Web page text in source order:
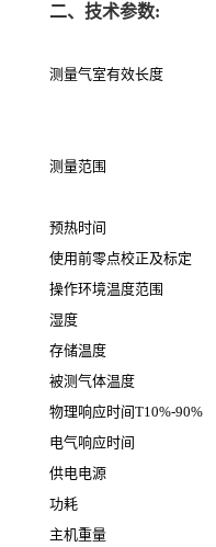
二、技术参数:
测量气室有效长度
测量范围
预热时间
使用前零点校正及标定
操作环境温度范围
湿度
存储温度
被测气体温度
物理响应时间T10%-90%
电气响应时间
供电电源
功耗
主机重量